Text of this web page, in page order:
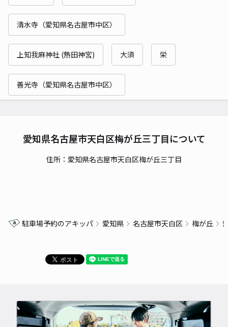
清水寺（愛知県名古屋市中区）
上知我麻神社 (熱田神宮) 大須 栄
善光寺（愛知県名古屋市中区）
愛知県名古屋市天白区梅が丘三丁目について
住所：愛知県名古屋市天白区梅が丘三丁目
駐車場予約のアキッパ 愛知県 名古屋市天白区 梅が丘